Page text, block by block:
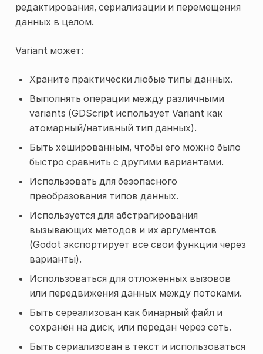
редактирования, сериализации и перемещения
данных в целом.
Variant может:
Храните практически любые типы данных.
Выполнять операции между различными
variants (GDScript использует Variant как
атомарный/нативный тип данных).
Быть хешированным, чтобы его можно было
быстро сравнить с другими вариантами.
Использовать для безопасного
преобразования типов данных.
Используется для абстрагирования
вызывающих методов и их аргументов
(Godot экспортирует все свои функции через
варианты).
Использоваться для отложенных вызовов
или передвижения данных между потоками.
Быть сереализован как бинарный файл и
сохранён на диск, или передан через сеть.
Быть сериализован в текст и использоваться